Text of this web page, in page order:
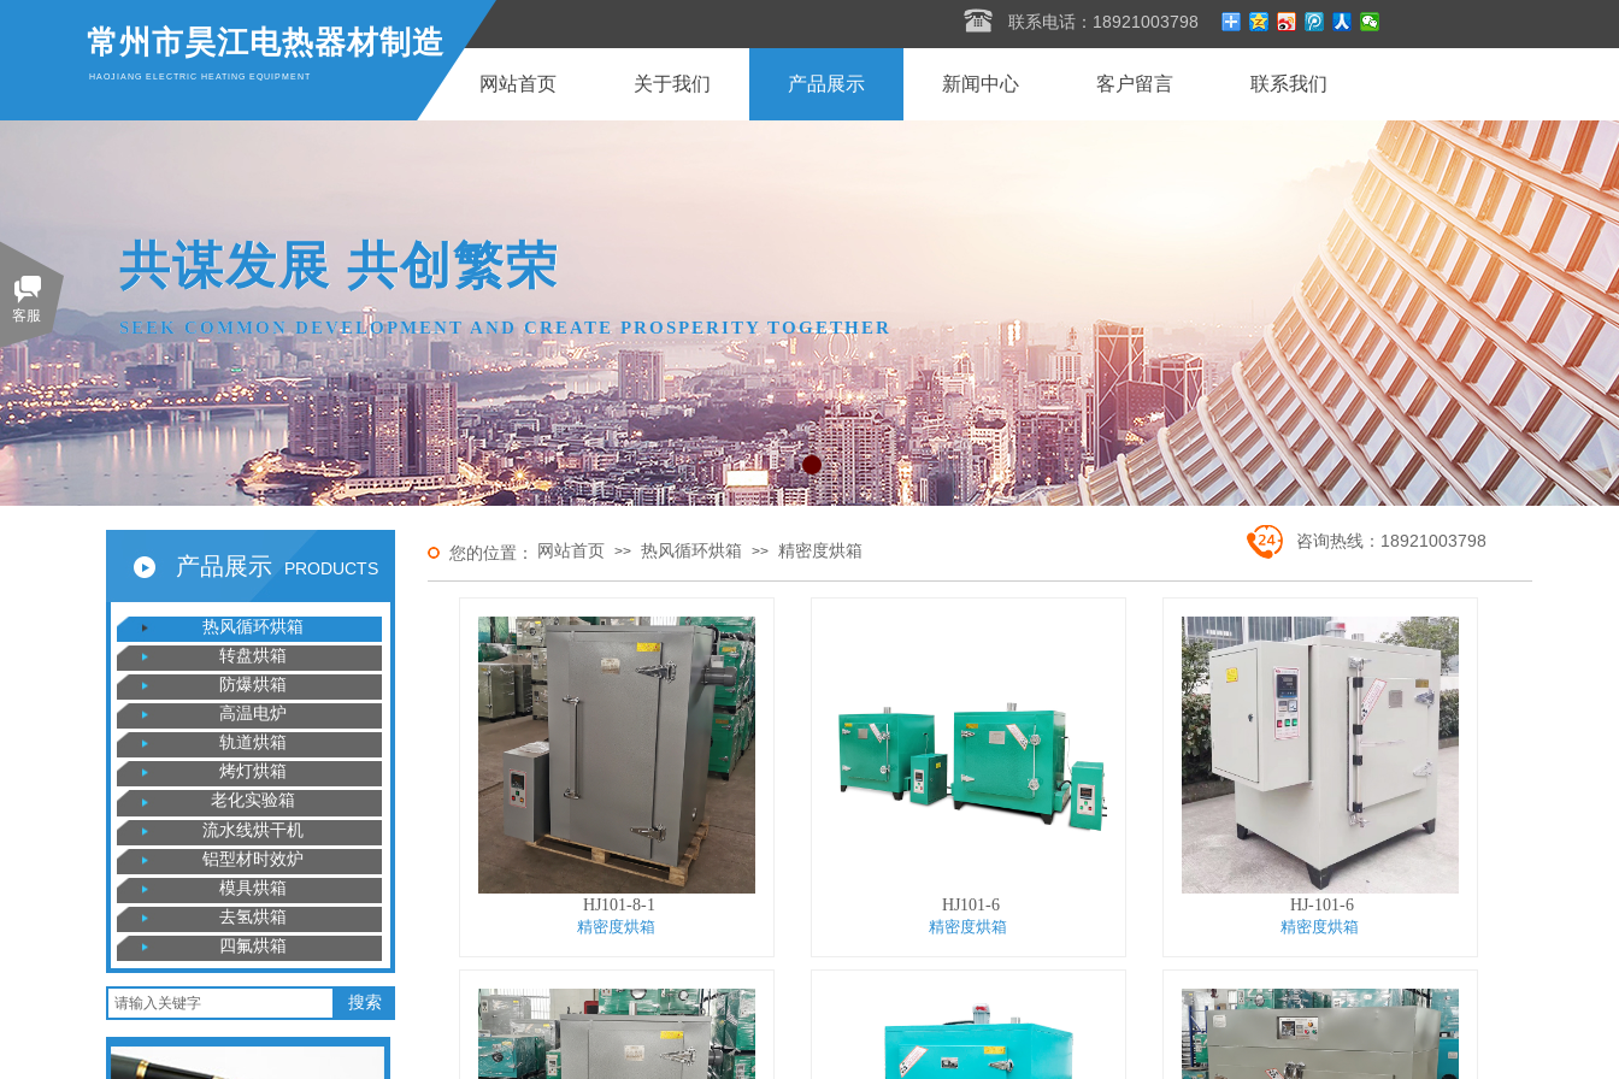
联系电话： 18921003798
网站首页 关于我们 产品展示 新闻中心 客户留言 联系我们
常州市昊江电热器材制造
HAOJIANG ELECTRIC HEATING EQUIPMENT
共谋发展 共创繁荣
共谋发展 共创繁荣
SEEK COMMON DEVELOPMENT AND CREATE PROSPERITY TOGETHER
SEEK COMMON DEVELOPMENT AND CREATE PROSPERITY TOGETHER
咨询热线： 18921003798
网站首页 >> 热风循环烘箱 >> 精密度烘箱
您的位置：
产品展示 PRODUCTS
HJ101-8-1
精密度烘箱
HJ101-6
精密度烘箱
HJ-101-6
精密度烘箱
热风循环烘箱
转盘烘箱
防爆烘箱
高温电炉
轨道烘箱
烤灯烘箱
老化实验箱
流水线烘干机
铝型材时效炉
模具烘箱
去氢烘箱
四氟烘箱
搜索
客服